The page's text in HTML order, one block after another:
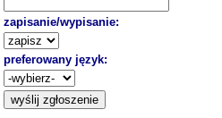
zapisanie/wypisanie:
preferowany język: